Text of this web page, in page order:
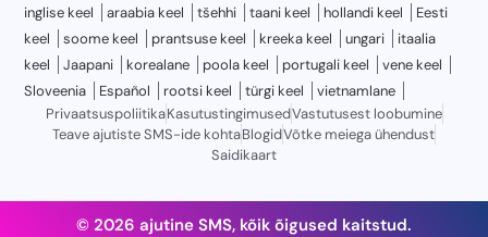
inglise keel araabia keel tšehhi taani keel hollandi keel
Eesti
keel
soome keel prantsuse keel kreeka keel ungari
itaalia
keel
Jaapani korealane poola keel portugali keel
vene keel
Sloveenia
Español rootsi keel türgi keel
vietnamlane
PrivaatsuspoliitikaKasutustingimusedVastutusest loobumine
Teave ajutiste SMS-ide kohtaBlogidVõtke meiega ühendust
Saidikaart
© 2026 ajutine SMS, kõik õigused kaitstud.